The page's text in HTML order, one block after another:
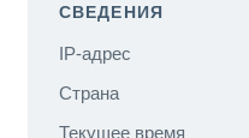
СВЕДЕНИЯ
IP-адрес
Страна
Текущее время